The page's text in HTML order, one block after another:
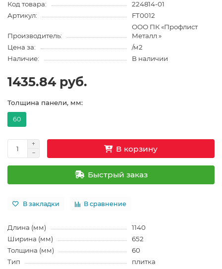
Код товара:
224814-01
Артикул:
FT0012
Производитель:
ООО ПК «Профлист
Металл »
Цена за:
/м2
Наличие:
В наличии
1435.84 руб.
Толщина панели, мм:
60
В корзину
Быстрый заказ
В закладки В сравнение
Длина (мм)
1140
Ширина (мм)
652
Толщина (мм)
60
Тип
плитка